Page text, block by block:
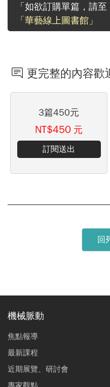
「如欲訂購單篇，請至
「華藝線上圖書館」
更完整的內容
3篇450元
NT$450 元
訂閱送出
回
機械脈動
焦點報導
最新課程
近期展覽、研討會